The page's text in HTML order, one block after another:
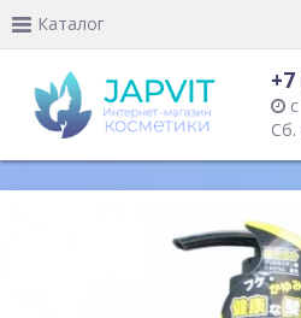
Каталог
с
Сб.